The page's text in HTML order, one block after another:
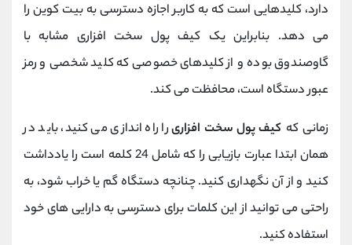
دارد، کلیدهایی است که به کاربر اجازه دسترسی به بیت کوین را
می دهد. بنابراین یک کیف پول سخت افزاری مشابه با
گاوصندوق بوده و از کلیدهای خصوصی که کلید شخصی و رمز
عبور دستگاه است، محافظت می کند.
زمانی که کیف پول سخت افزاریرا راه اندازی می کنید، باید در
همان ابتدا عبارت بازیابی را که شامل 24 کلمه است را یادداشت
کنید و از آن نگهداری کنید. چنانچه دستگاه گم یا خراب شود، به
راحتی می توانید از این کلمات برای دسترسی به دارایی های خود
استفاده کنید.